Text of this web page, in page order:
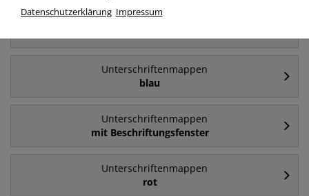
Unterschriftenmappen
Unterschriftenmappen
blau
Unterschriftenmappen
mit Beschriftungsfenster
Unterschriftenmappen
rot
Datenschutzerklärung Impressum